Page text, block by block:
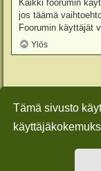
Tämä sivusto
Kaikki foorumin
jos täämä
Foorumin käyttäjät
Ylös
Etusivu
Keskustelufoorumin